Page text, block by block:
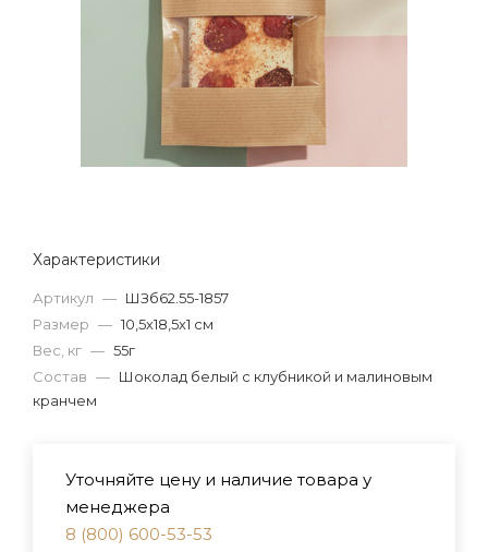
Характеристики
Артикул — ШЗб62.55-1857
Размер — 10,5х18,5х1 см
Вес, кг — 55г
Состав — Шоколад белый с клубникой и малиновым
кранчем
Уточняйте цену и наличие товара у
менеджера
8 (800) 600-53-53